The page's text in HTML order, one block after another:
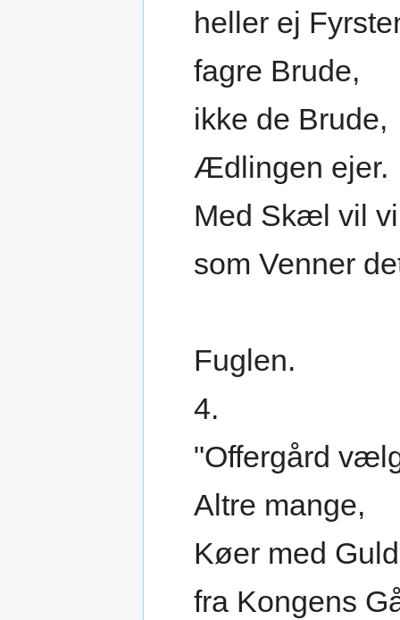
heller ej
fagre Brude,
ikke de Brude,
Ædlingen ejer.
Med Skæl vil
som Venner
Fuglen.
4.
"Offergård
Altre mange,
Køer med
fra Kongens